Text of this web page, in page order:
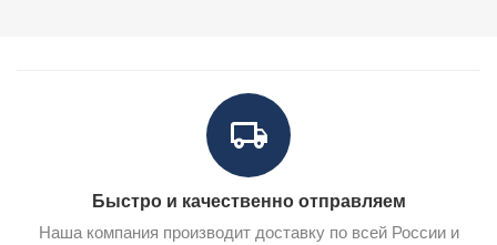
Быстро и качественно отправляем
Наша компания производит доставку по всей России и